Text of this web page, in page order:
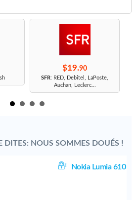
$19.90
SFR: RED, Debitel, LaPoste,
Auchan, Leclerc...
DITES: NOUS SOMMES DOUÉS !
Nokia Lumia 610